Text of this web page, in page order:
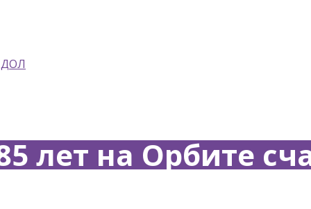
ДОЛ
лет на Орбите